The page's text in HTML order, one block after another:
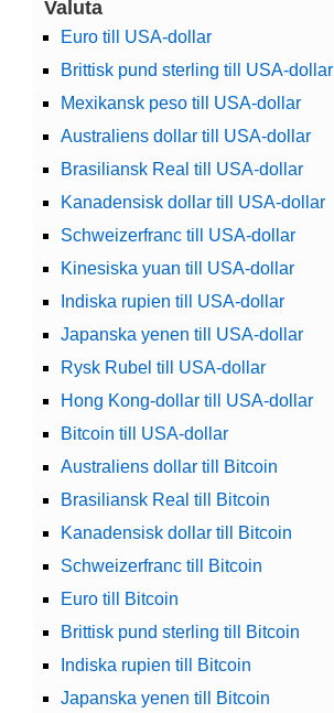
Valuta
Euro till USA-dollar
Brittisk pund sterling till USA-dollar
Mexikansk peso till USA-dollar
Australiens dollar till USA-dollar
Brasiliansk Real till USA-dollar
Kanadensisk dollar till USA-dollar
Schweizerfranc till USA-dollar
Kinesiska yuan till USA-dollar
Indiska rupien till USA-dollar
Japanska yenen till USA-dollar
Rysk Rubel till USA-dollar
Hong Kong-dollar till USA-dollar
Bitcoin till USA-dollar
Australiens dollar till Bitcoin
Brasiliansk Real till Bitcoin
Kanadensisk dollar till Bitcoin
Schweizerfranc till Bitcoin
Euro till Bitcoin
Brittisk pund sterling till Bitcoin
Indiska rupien till Bitcoin
Japanska yenen till Bitcoin